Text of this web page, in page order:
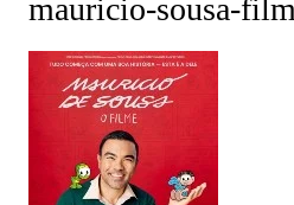
mauricio-sousa-